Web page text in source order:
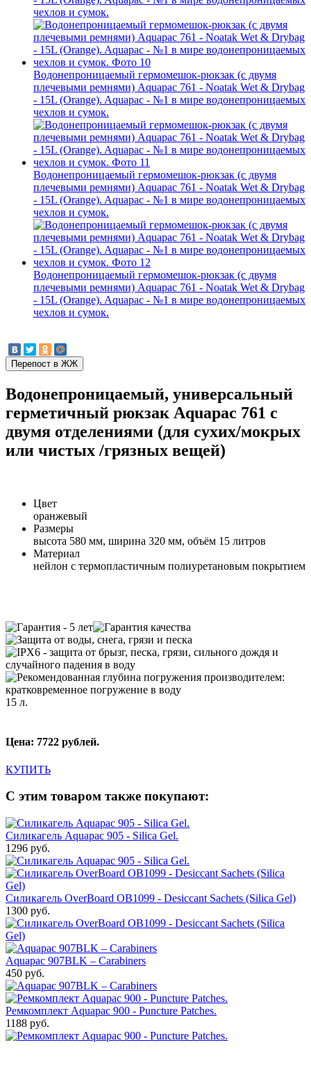
чехлов и сумок.
Водонепроницаемый гермомешок-рюкзак (с двумя
плечевыми ремнями) Aquapac 761 - Noatak Wet & Drybag
- 15L (Orange). Aquapac - №1 в мире водонепроницаемых
чехлов и сумок.
Водонепроницаемый гермомешок-рюкзак (с двумя
плечевыми ремнями) Aquapac 761 - Noatak Wet & Drybag
- 15L (Orange). Aquapac - №1 в мире водонепроницаемых
чехлов и сумок.
Водонепроницаемый гермомешок-рюкзак (с двумя
плечевыми ремнями) Aquapac 761 - Noatak Wet & Drybag
- 15L (Orange). Aquapac - №1 в мире водонепроницаемых
чехлов и сумок.
Водонепроницаемый, универсальный
герметичный рюкзак Aquapac 761 с
двумя отделениями (для сухих/мокрых
или чистых /грязных вещей)
Цвет
оранжевый
Размеры
высота 580 мм, ширина 320 мм, объём 15 литров
Материал
нейлон с термопластичным полиуретановым покрытием
15 л.
Цена: 7722 рублей.
КУПИТЬ
С этим товаром также покупают:
Силикагель Aquapac 905 - Silica Gel.
1296 руб.
Силикагель OverBoard OB1099 - Desiccant Sachets (Silica Gel)
1300 руб.
Aquapac 907BLK – Carabiners
450 руб.
Ремкомплект Aquapac 900 - Puncture Patches.
1188 руб.